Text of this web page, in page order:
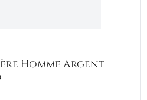
Homme Argent